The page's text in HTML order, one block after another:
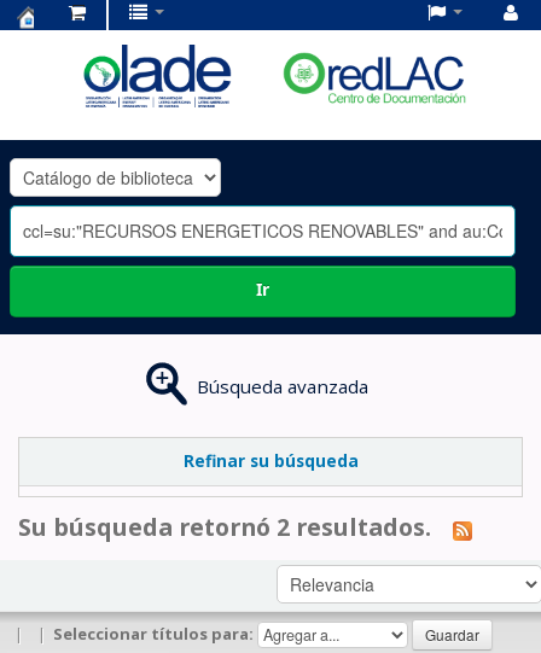
OLADE
-
Ir
Búsqueda avanzada
Refinar su búsqueda
Su búsqueda retornó 2 resultados.
| | Seleccionar títulos para: